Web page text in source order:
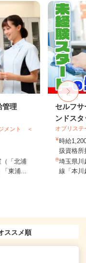
管理
メント ＜
「北浦
東浦...
セルフ
ンドスタ
オブリス
時給
扱資格所
埼玉県川
線「本川